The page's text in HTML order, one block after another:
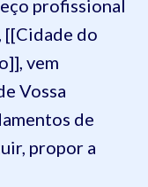
profissional
do
vem
Vossa
de
propor a